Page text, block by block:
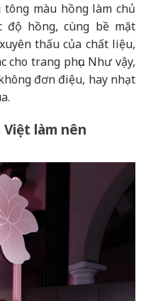
tông màu hồng làm chủ
độ hồng, cùng bề mặt
thấu của chất liệu,
trang phục. Như vậy,
đơn điệu, hay nhạt
làm nên